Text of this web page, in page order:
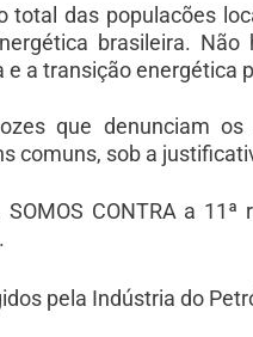
total das populacões
brasileira.
e a transição energética
que denunciam
comuns, sob a
CONTRA a
pela Indústria do